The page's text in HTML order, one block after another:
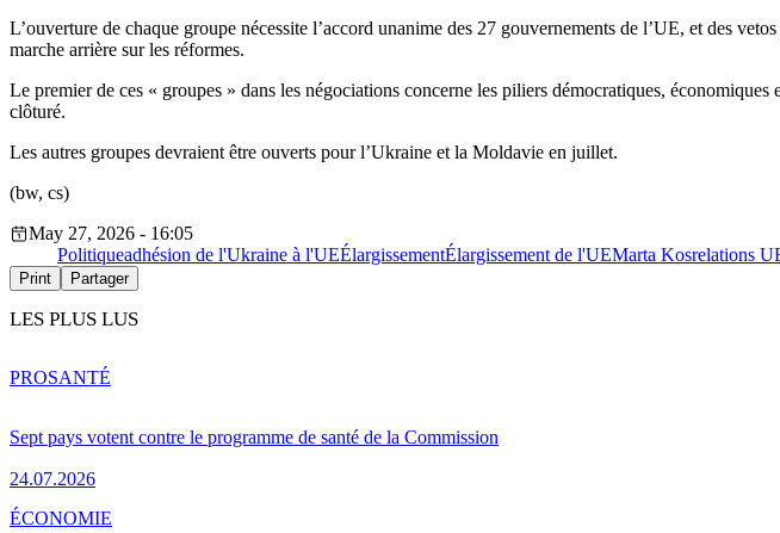
L’ouverture de chaque groupe nécessite l’accord unanime des 27 gouvernements de l’UE, et des
marche arrière sur les réformes.
Le premier de ces « groupes » dans les négociations concerne les piliers démocratiques,
clôturé.
Les autres groupes devraient être ouverts pour l’Ukraine et la Moldavie en juillet.
(bw, cs)
May 27, 2026 - 16:05
Politiqueadhésion de l'Ukraine à l'UEÉlargissementÉlargissement de l'UEMarta Kosrelations
Print Partager
LES PLUS LUS
Sept pays votent contre le programme de santé de la Commission
24.07.2026
PROSANTÉ
ÉCONOMIE